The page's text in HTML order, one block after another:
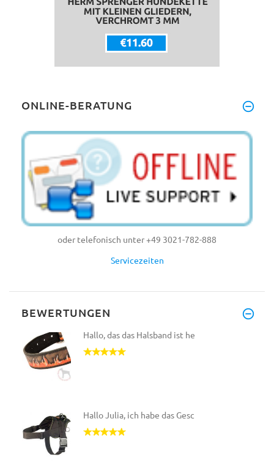
ONLINE-BERATUNG
oder telefonisch unter +49 3021-782-888
Servicezeiten
BEWERTUNGEN
Hallo, das das Halsband ist he
Hallo Julia, ich habe das Gesc